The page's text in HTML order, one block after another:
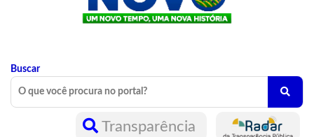
Buscar
Transparência